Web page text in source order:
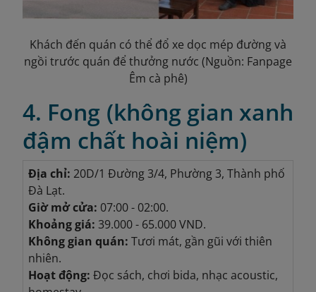
Khách đến quán có thể đổ xe dọc mép đường và
ngồi trước quán để thưởng nước (Nguồn: Fanpage
Êm cà phê)
4. Fong (không gian xanh
đậm chất hoài niệm)
Địa chỉ: 20D/1 Đường 3/4, Phường 3, Thành phố
Đà Lạt.
Giờ mở cửa: 07:00 - 02:00.
Khoảng giá: 39.000 - 65.000 VND.
Không gian quán: Tươi mát, gần gũi với thiên
nhiên.
Hoạt động: Đọc sách, chơi bida, nhạc acoustic,